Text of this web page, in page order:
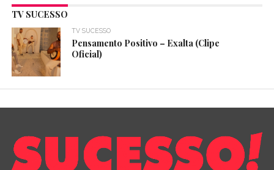
TV SUCESSO
TV SUCESSO
Pensamento Positivo – Exalta (Clipe
Oficial)